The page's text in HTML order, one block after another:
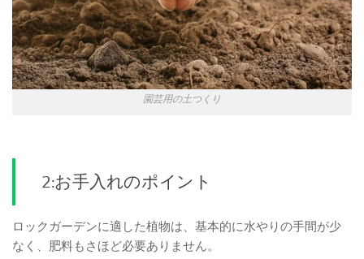
園芸用の土つくり
2:お手入れのポイント
ロックガーデンに適した植物は、基本的に水やりの手間が少
なく、肥料もさほど必要ありません。